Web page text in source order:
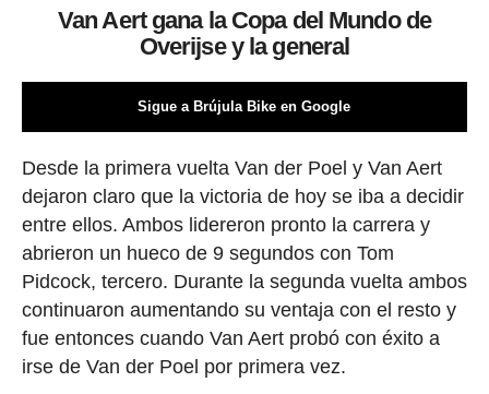
Van Aert gana la Copa del Mundo de
Overijse y la general
Sigue a Brújula Bike en Google
Desde la primera vuelta Van der Poel y Van Aert
dejaron claro que la victoria de hoy se iba a decidir
entre ellos. Ambos lidereron pronto la carrera y
abrieron un hueco de 9 segundos con Tom
Pidcock, tercero. Durante la segunda vuelta ambos
continuaron aumentando su ventaja con el resto y
fue entonces cuando Van Aert probó con éxito a
irse de Van der Poel por primera vez.